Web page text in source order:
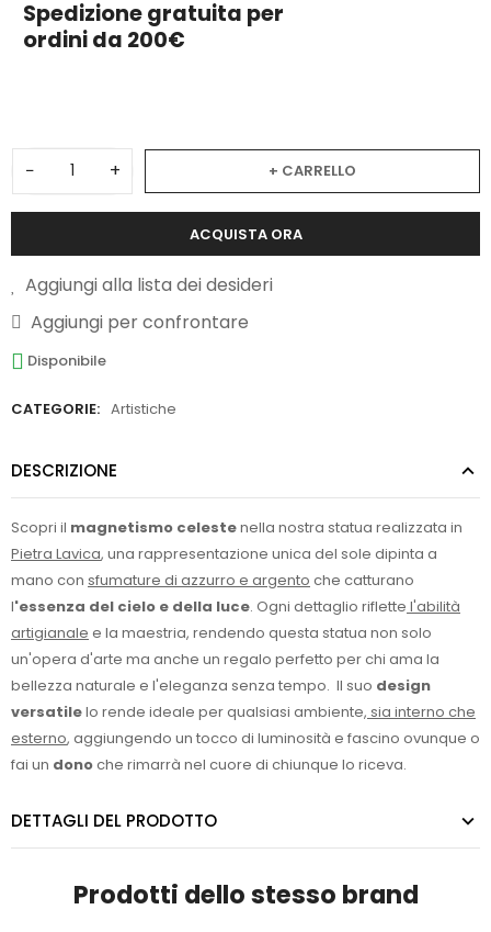
Spedizione gratuita per
ordini da 200€
− + + CARRELLO
ACQUISTA ORA
Aggiungi alla lista dei desideri
Aggiungi per confrontare
Disponibile
CATEGORIE: Artistiche
DESCRIZIONE
Scopri il magnetismo celestenella nostra statua realizzata in
Pietra Lavica, una rappresentazione unica del sole dipinta a
mano con sfumature di azzurro e argento che catturano
l'essenza del cielo e della luce. Ogni dettaglio riflette l'abilità
artigianale e la maestria, rendendo questa statua non solo
un'opera d'arte ma anche un regalo perfetto per chi ama la
bellezza naturale e l'eleganza senza tempo. Il suo design
versatilelo rende ideale per qualsiasi ambiente, sia interno che
esterno, aggiungendo un tocco di luminosità e fascino ovunque o
fai un donoche rimarrà nel cuore di chiunque lo riceva.
DETTAGLI DEL PRODOTTO
Prodotti dello stesso brand